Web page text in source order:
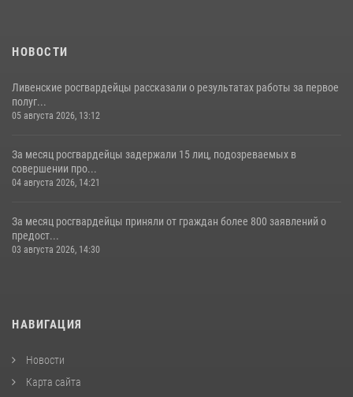
НОВОСТИ
Ливенские росгвардейцы рассказали о результатах работы за первое
полуг...
05 августа 2026, 13:12
За месяц росгвардейцы задержали 15 лиц, подозреваемых в
совершении про...
04 августа 2026, 14:21
За месяц росгвардейцы приняли от граждан более 800 заявлений о
предост...
03 августа 2026, 14:30
НАВИГАЦИЯ
Новости
Карта сайта